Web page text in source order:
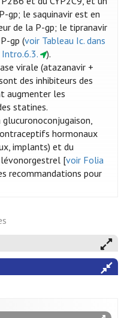
gp; le saquinavir est en
de la P-gp; le tipranavir
gp (voir Tableau Ic. dans
Intro.6.3.
).
virale (atazanavir +
des inhibiteurs des
augmenter les
statines.
hormonaux
implants) et du
[voir Folia
recommandations pour